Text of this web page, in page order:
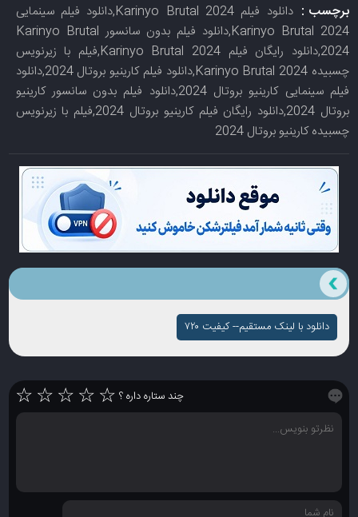
برچسب :
دانلود فیلم Karinyo Brutal 2024,دانلود فیلم سینمایی
Karinyo Brutal 2024,دانلود فیلم بدون سانسور Karinyo Brutal
2024,دانلود رایگان فیلم Karinyo Brutal 2024,فیلم با زیرنویس
چسبیده Karinyo Brutal 2024,دانلود فیلم کارینیو بروتال 2024,دانلود
فیلم سینمایی کارینیو بروتال 2024,دانلود فیلم بدون سانسور کارینیو
بروتال 2024,دانلود رایگان فیلم کارینیو بروتال 2024,فیلم با زیرنویس
چسبیده کارینیو بروتال 2024
دانلود با لینک مستقیم-- کیفیت ۷۲۰
چند ستاره داره ؟ ☆
☆
☆
☆
☆